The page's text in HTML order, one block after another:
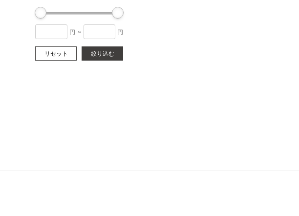
円 ~ 円
リセット 絞り込む